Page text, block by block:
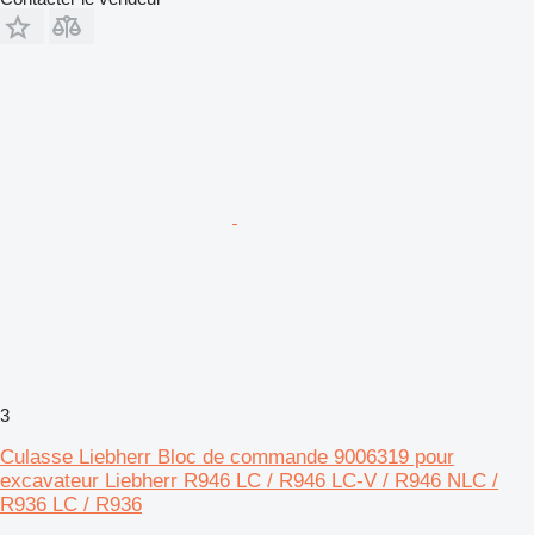
3
Culasse Liebherr Bloc de commande 9006319 pour
excavateur Liebherr R946 LC / R946 LC-V / R946 NLC /
R936 LC / R936